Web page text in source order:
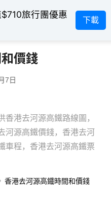
旅行團優惠
下載
價錢
7日
港去河源高鐵路線圖，
河源高鐵價錢，香港去河
車程，香港去河源高鐵票
香港去河源高鐵時間和價錢